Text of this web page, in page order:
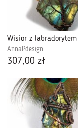
AnnaPdesign
307,00 zł